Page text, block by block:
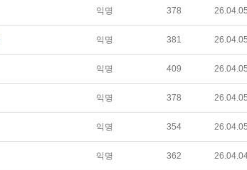
익명 378 26.04.05
익명 381 26.04.05
익명 409 26.04.05
익명 378 26.04.05
익명 354 26.04.05
익명 362